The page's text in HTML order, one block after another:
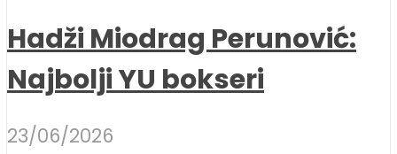
Hadži Miodrag Perunović:
Najbolji YU bokseri
23/06/2026